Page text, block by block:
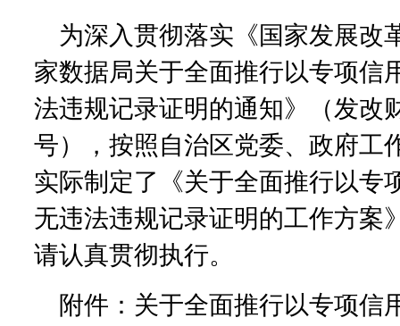
为深入贯彻落实《国家发展改
家数据局关于全面推行以专项信
法违规记录证明的通知》（发改
号），按照自治区党委、政府工
实际制定了《关于全面推行以专
无违法违规记录证明的工作方案
请认真贯彻执行。
附件：关于全面推行以专项信